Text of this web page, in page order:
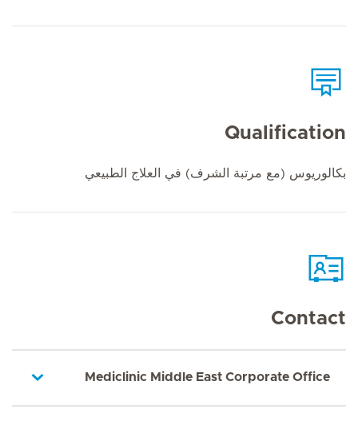
Qualification
بكالوريوس (مع مرتبة الشرف) في العلاج الطبيعي
Contact
Mediclinic Middle East Corporate Office